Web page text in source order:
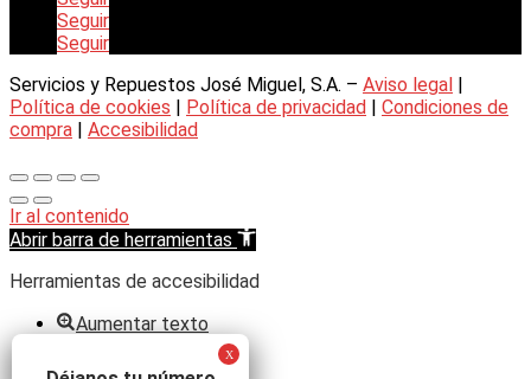
Seguir
Seguir
Servicios y Repuestos José Miguel, S.A. – Aviso legal |
Política de cookies | Política de privacidad | Condiciones de
compra | Accesibilidad
Ir al contenido
Abrir barra de herramientas
Herramientas de accesibilidad
Aumentar texto
Escala de grises